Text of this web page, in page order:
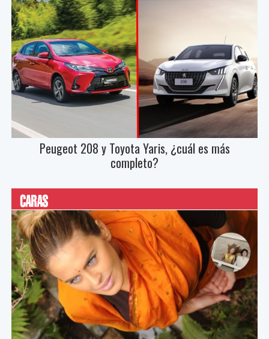
Peugeot 208 y Toyota Yaris, ¿cuál es más
completo?